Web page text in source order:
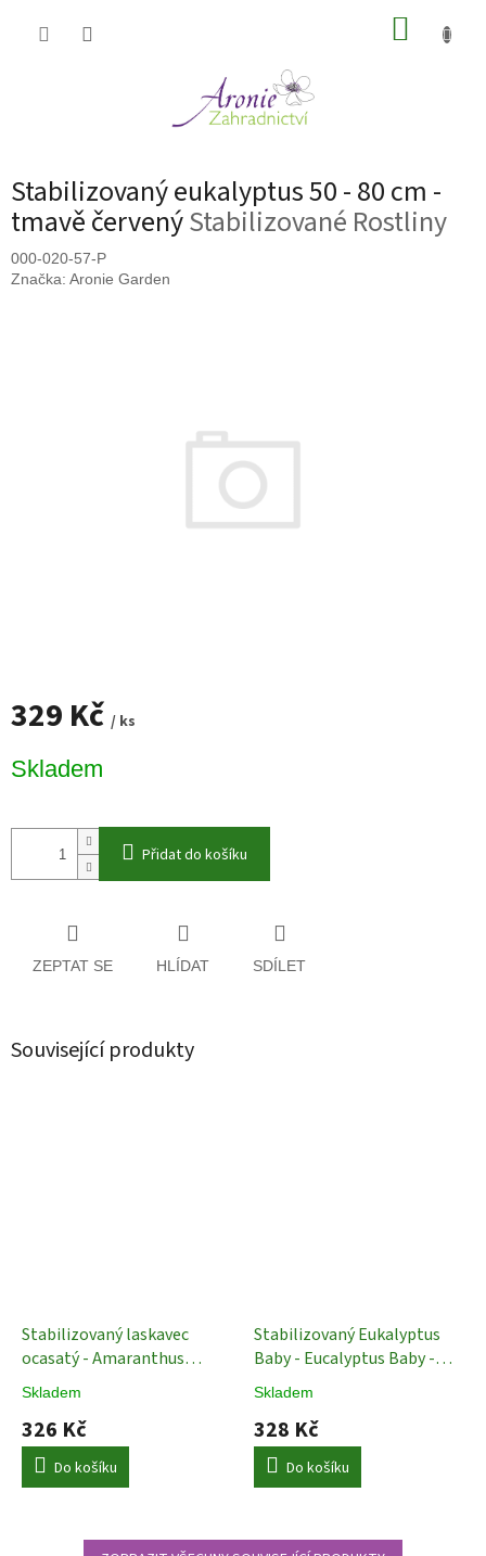
Stabilizovaný eukalyptus 50 - 80 cm -
tmavě červenýStabilizované Rostliny
000-020-57-P
Značka: Aronie Garden
329 Kč / ks
cena:
Skladem
Přidat do košíku
ZEPTAT SE HLÍDAT SDÍLET
Související produkty
Stabilizovaný laskavec
ocasatý - Amaranthus
caudatus - Bordó - 50 - 80
Stabilizované Rostliny
Skladem
326 Kč
Do košíku
Stabilizovaný Eukalyptus
Baby - Eucalyptus Baby -
Tmavě červená - 150 g
Stabilizované Rostliny
Skladem
328 Kč
Do košíku